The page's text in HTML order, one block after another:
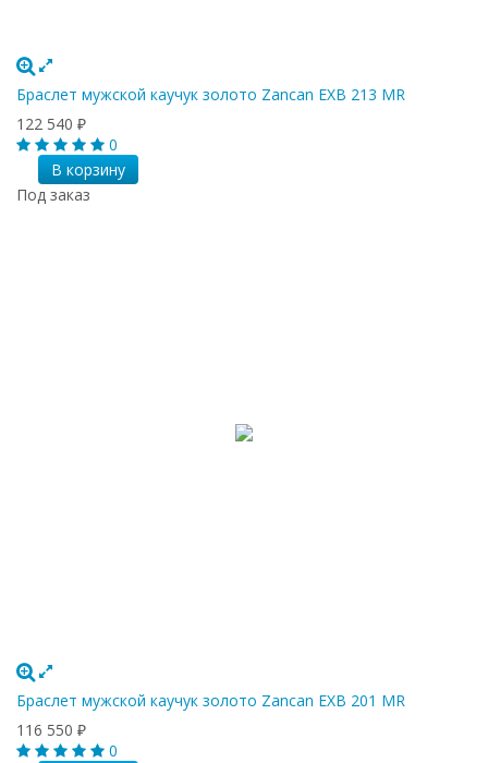
Браслет мужской каучук золото Zancan EXB 213 MR
122 540 ₽
0
В корзину
Под заказ
Браслет мужской каучук золото Zancan EXB 201 MR
116 550 ₽
0